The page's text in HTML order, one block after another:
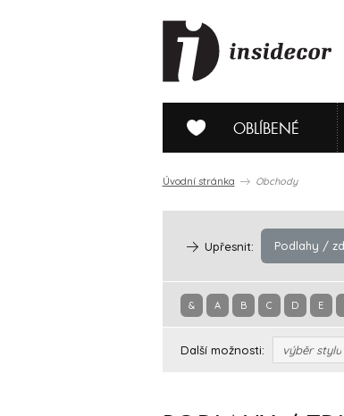
OBLÍBENÉ
Úvodní stránka Obchody
Podlahy /
Upřesnit:
& A B C D E
Další možnosti: výběr stylu